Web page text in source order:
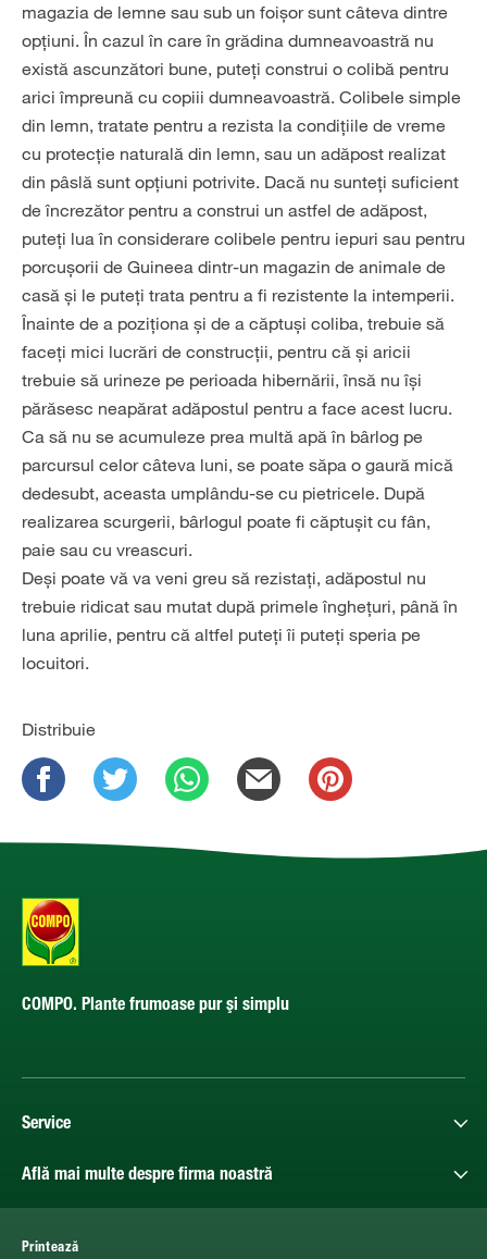
magazia de lemne sau sub un foișor sunt câteva dintre
opțiuni. În cazul în care în grădina dumneavoastră nu
există ascunzători bune, puteți construi o colibă pentru
arici împreună cu copiii dumneavoastră. Colibele simple
din lemn, tratate pentru a rezista la condițiile de vreme
cu protecție naturală din lemn, sau un adăpost realizat
din pâslă sunt opțiuni potrivite. Dacă nu sunteți suficient
de încrezător pentru a construi un astfel de adăpost,
puteți lua în considerare colibele pentru iepuri sau pentru
porcușorii de Guineea dintr-un magazin de animale de
casă și le puteți trata pentru a fi rezistente la intemperii.
Înainte de a poziționa și de a căptuși coliba, trebuie să
faceți mici lucrări de construcții, pentru că și aricii
trebuie să urineze pe perioada hibernării, însă nu își
părăsesc neapărat adăpostul pentru a face acest lucru.
Ca să nu se acumuleze prea multă apă în bârlog pe
parcursul celor câteva luni, se poate săpa o gaură mică
dedesubt, aceasta umplându-se cu pietricele. După
realizarea scurgerii, bârlogul poate fi căptușit cu fân,
paie sau cu vreascuri.
Deși poate vă va veni greu să rezistați, adăpostul nu
trebuie ridicat sau mutat după primele înghețuri, până în
luna aprilie, pentru că altfel puteți îi puteți speria pe
locuitori.
Distribuie
COMPO. Plante frumoase pur şi simplu
Service
Află mai multe despre firma noastră
Printează